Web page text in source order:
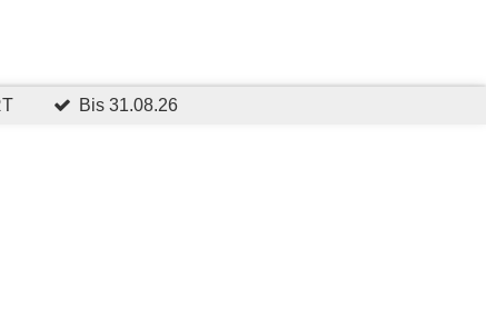
Bis 31.08.26